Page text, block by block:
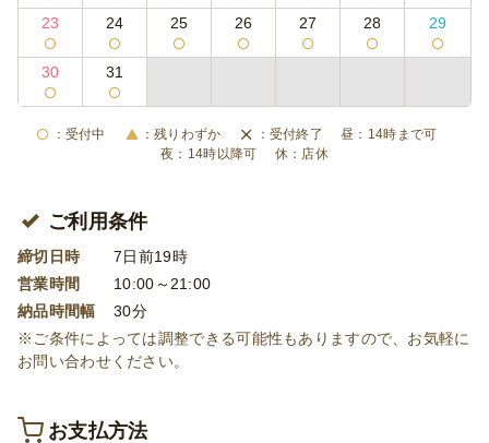
23 24 25 26 27 28 29
30 31
受付中 残りわずか 受付終了
14時まで可
14時以降可
店休
ご利用条件
締切日時
7日前19時
営業時間
10:00～21:00
納品時間幅
30分
※ご条件によっては調整できる可能性もありますので、お気軽に
お問い合わせください。
お支払方法